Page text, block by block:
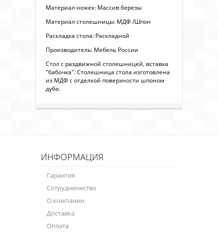
Материал ножек: Массив березы
Материал столешницы: МДФ /Шпон
Раскладка стола: Раскладной
Производитель: Мебель России
Стол с раздвижной столешницей, вставка
"бабочка". Столешница стола изготовлена
из МДФ с отделкой поверхности шпоном
дуба.
ИНФОРМАЦИЯ
Гарантия
Сотрудничество
О компании
Доставка
Оплата